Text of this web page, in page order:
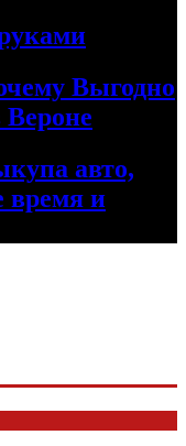
Выгодно
Вероне
авто,
время и